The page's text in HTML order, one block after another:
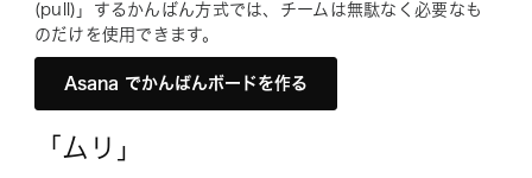
(pull)」するかんばん方式では、チームは無駄なく必要なも
のだけを使用できます。
Asana でかんばんボードを作る
「ムリ」